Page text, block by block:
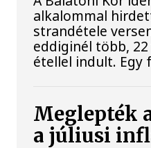
alkalommal
strandétele
eddiginél több,
étellel indult. Egy
Meglepték
a júliusi